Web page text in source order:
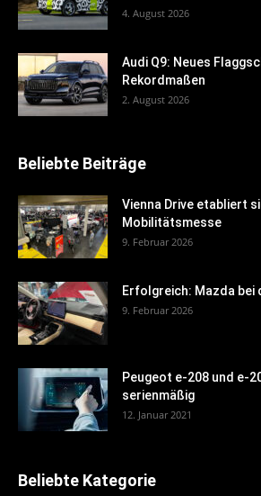
4. August 2026
Audi Q9: Neues
Rekordmaßen
2. August 2026
Beliebte Beiträge
Vienna Drive etabliert
Mobilitätsmesse
9. Februar 2026
Erfolgreich: Mazda bei
9. Februar 2026
Peugeot e-208 und e-
serienmäßig
12. Januar 2021
Beliebte Kategorie